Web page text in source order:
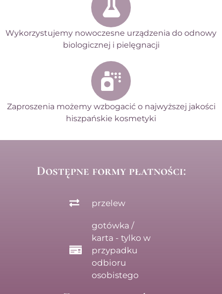
Wykorzystujemy nowoczesne urządzenia do odnowy
biologicznej i pielęgnacji
Zaproszenia możemy wzbogacić o najwyższej jakości
hiszpańskie kosmetyki
Dostępne formy płatności:
przelew
gotówka /
karta - tylko w
przypadku
odbioru
osobistego